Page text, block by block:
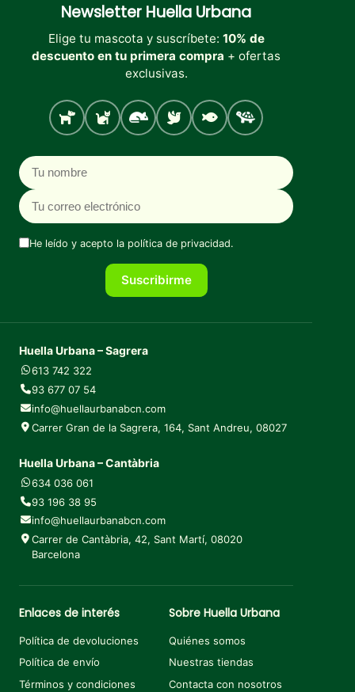
Newsletter Huella Urbana
Elige tu mascota y suscríbete: 10% de
descuento en tu primera compra + ofertas
exclusivas.
Perro Gato Roedores
Aves PecesTortugas
Nombre
Correo electrónico
He leído y acepto la política de privacidad.
Suscribirme
Huella Urbana – Sagrera
613 742 322
93 677 07 54
info@huellaurbanabcn.com
Carrer Gran de la Sagrera, 164, Sant Andreu, 08027
Huella Urbana – Cantàbria
634 036 061
93 196 38 95
info@huellaurbanabcn.com
Carrer de Cantàbria, 42, Sant Martí, 08020
Barcelona
Enlaces de interés
Política de devoluciones
Política de envío
Términos y condiciones
Sobre Huella Urbana
Quiénes somos
Nuestras tiendas
Contacta con nosotros